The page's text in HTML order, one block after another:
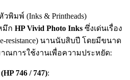
พิมพ์ (Inks & Printheads)
มึก HP Vivid Photo Inks ซึ่งเด่นเรื่อง
resistance) นานนับสิบปี โดยมีขนาด
ณการใช้งานเพื่อความประหยัด:
746 / 747):